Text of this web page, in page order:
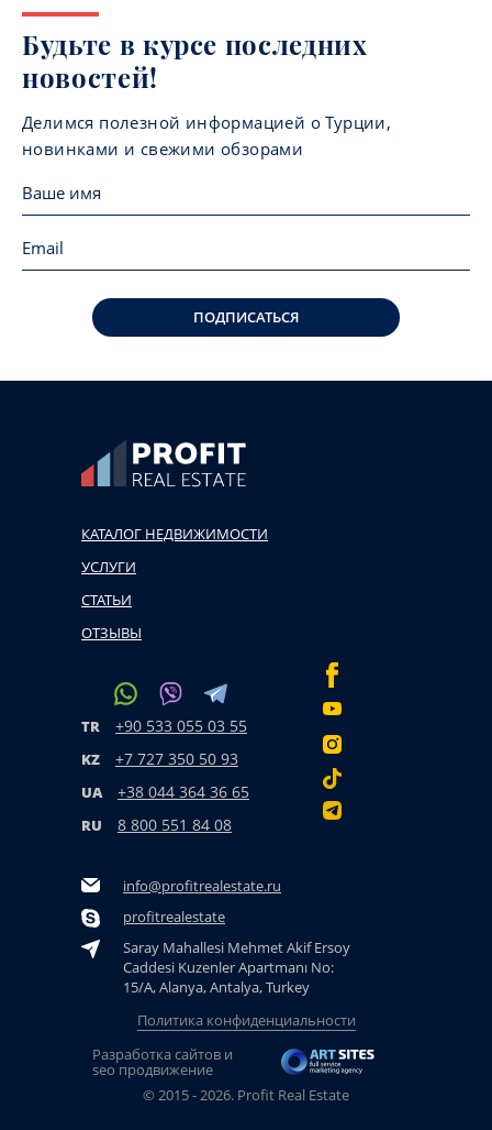
Будьте в курсе последних
новостей!
Делимся полезной информацией о Турции,
новинками и свежими обзорами
ПОДПИСАТЬСЯ
КАТАЛОГ НЕДВИЖИМОСТИ
УСЛУГИ
СТАТЬИ
ОТЗЫВЫ
TR +90 533 055 03 55
KZ +7 727 350 50 93
UA +38 044 364 36 65
RU 8 800 551 84 08
info@profitrealestate.ru
profitrealestate
Saray Mahallesi Mehmet Akif Ersoy
Caddesi Kuzenler Apartmanı No:
15/A, Alanya, Antalya, Turkey
© 2015 - 2026. Profit Real Estate
Политика конфиденциальности
Разработка сайтов и
seo продвижение